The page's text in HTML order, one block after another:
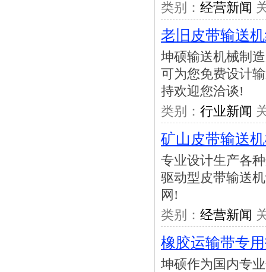
类别： 经营新闻
老旧皮带输送
坤硕输送机械制
可为您免费设计
持欢迎您洽谈!
类别： 行业新闻
矿山皮带输送
专业设计生产各
驱动型皮带输送
网!
类别： 经营新闻
橡胶运输带专
坤硕作为国内专